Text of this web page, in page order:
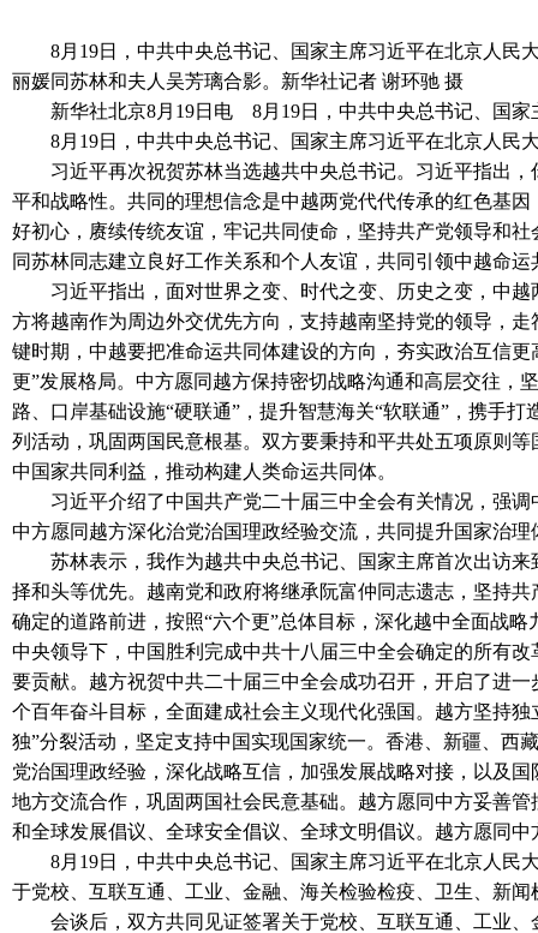
8月19日，中共中央总书记、国家主席习近平在北京人民
丽媛同苏林和夫人吴芳璃合影。新华社记者 谢环驰 摄
新华社北京8月19日电 8月19日，中共中央总书记、国
8月19日，中共中央总书记、国家主席习近平在北京人民
习近平再次祝贺苏林当选越共中央总书记。习近平指出
平和战略性。共同的理想信念是中越两党代代传承的红色基
好初心，赓续传统友谊，牢记共同使命，坚持共产党领导和
同苏林同志建立良好工作关系和个人友谊，共同引领中越命
习近平指出，面对世界之变、时代之变、历史之变，中
方将越南作为周边外交优先方向，支持越南坚持党的领导，
键时期，中越要把准命运共同体建设的方向，夯实政治互信
更”发展格局。中方愿同越方保持密切战略沟通和高层交往，
路、口岸基础设施“硬联通”，提升智慧海关“软联通”，携手
列活动，巩固两国民意根基。双方要秉持和平共处五项原则
中国家共同利益，推动构建人类命运共同体。
习近平介绍了中国共产党二十届三中全会有关情况，强
中方愿同越方深化治党治国理政经验交流，共同提升国家治
苏林表示，我作为越共中央总书记、国家主席首次出访
择和头等优先。越南党和政府将继承阮富仲同志遗志，坚持
确定的道路前进，按照“六个更”总体目标，深化越中全面战
中央领导下，中国胜利完成中共十八届三中全会确定的所有
要贡献。越方祝贺中共二十届三中全会成功召开，开启了进
个百年奋斗目标，全面建成社会主义现代化强国。越方坚持
独”分裂活动，坚定支持中国实现国家统一。香港、新疆、西
党治国理政经验，深化战略互信，加强发展战略对接，以及
地方交流合作，巩固两国社会民意基础。越方愿同中方妥善
和全球发展倡议、全球安全倡议、全球文明倡议。越方愿同
8月19日，中共中央总书记、国家主席习近平在北京人民
于党校、互联互通、工业、金融、海关检验检疫、卫生、新
会谈后，双方共同见证签署关于党校、互联互通、工业